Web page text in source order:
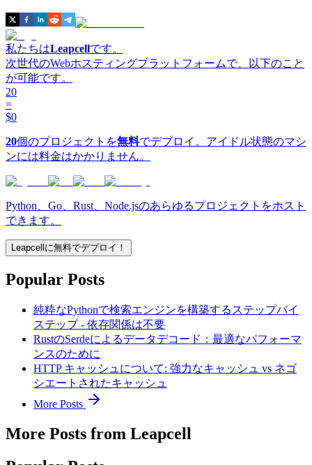
私たちはLeapcellです。
次世代のWebホスティングプラットフォームで、以下のこと
が可能です。
20
=
$0
20個のプロジェクトを無料でデプロイ。アイドル状態のマシ
ンには料金はかかりません。
Python、Go、Rust、Node.jsのあらゆるプロジェクトをホスト
できます。
Leapcellに無料でデプロイ！
Popular Posts
純粋なPythonで検索エンジンを構築するステップバイ
ステップ - 依存関係は不要
RustのSerdeによるデータデコード：最適なパフォーマ
ンスのために
HTTP キャッシュについて: 強力なキャッシュ vs ネゴ
シエートされたキャッシュ
More Posts
More Posts from Leapcell